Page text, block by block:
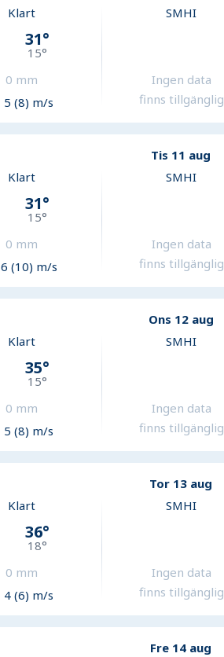
Klart
31°
15°
0 mm
5 (8) m/s
SMHI
Ingen data
finns tillgänglig
Tis 11 aug
Klart
31°
15°
0 mm
6 (10) m/s
SMHI
Ingen data
finns tillgänglig
Ons 12 aug
Klart
35°
15°
0 mm
5 (8) m/s
SMHI
Ingen data
finns tillgänglig
Tor 13 aug
Klart
36°
18°
0 mm
4 (6) m/s
SMHI
Ingen data
finns tillgänglig
Fre 14 aug